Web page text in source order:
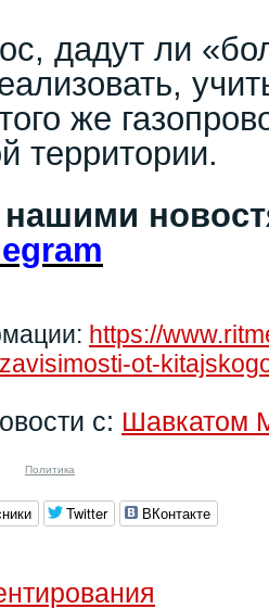
дадут ли
же
территории.
нашими
https://
ot-
с: Шавкатом
Политика
Twitter ВКонтакте